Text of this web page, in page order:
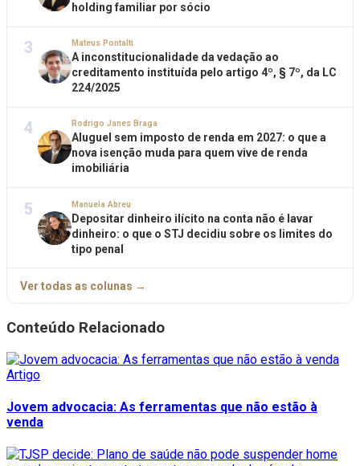
holding familiar por sócio
3 Mateus Pontalti
A inconstitucionalidade da vedação ao
creditamento instituída pelo artigo 4º, § 7º, da LC
224/2025
4 Rodrigo Janes Braga
Aluguel sem imposto de renda em 2027: o que a
nova isenção muda para quem vive de renda
imobiliária
5 Manuela Abreu
Depositar dinheiro ilícito na conta não é lavar
dinheiro: o que o STJ decidiu sobre os limites do
tipo penal
Ver todas as colunas →
Conteúdo Relacionado
Artigo
Jovem advocacia: As ferramentas que não estão à
venda